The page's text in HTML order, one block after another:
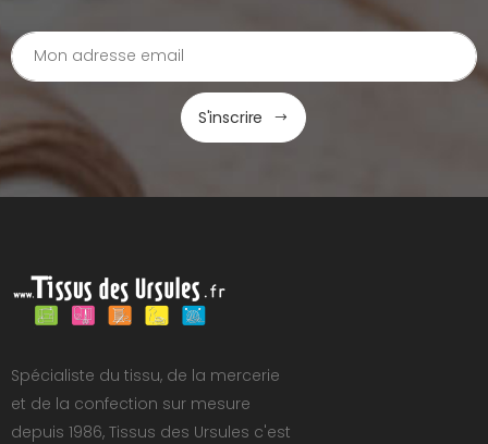
S'inscrire
Spécialiste du tissu, de la mercerie
et de la confection sur mesure
depuis 1986, Tissus des Ursules c'est